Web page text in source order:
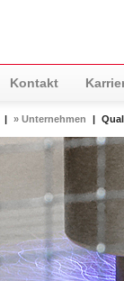
Kontakt
| » Unternehmen |